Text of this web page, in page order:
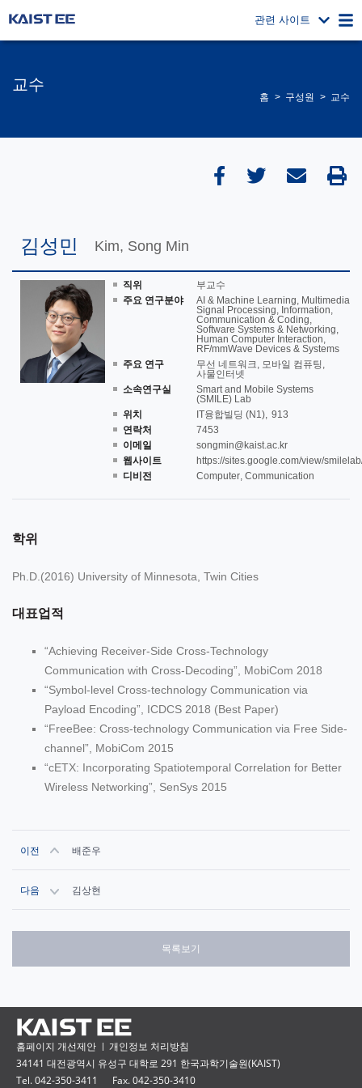
관련 사이트
교수
홈 구성원 교수
김성민 Kim, Song Min
직위
부교수
주요 연구분야
AI & Machine Learning, Multimedia
Signal Processing, Information,
Communication & Coding,
Software Systems & Networking,
Human Computer Interaction,
RF/mmWave Devices & Systems
주요 연구
무선 네트워크, 모바일 컴퓨팅,
사물인터넷
소속연구실
Smart and Mobile Systems
(SMILE) Lab
위치
IT융합빌딩 (N1) 913
연락처
7453
이메일
songmin@kaist.ac.kr
웹사이트
https://sites.google.com/view/
디비전
Computer, Communication
학위
Ph.D.(2016) University of Minnesota, Twin Cities
대표업적
“Achieving Receiver-Side Cross-Technology
Communication with Cross-Decoding”, MobiCom 2018
“Symbol-level Cross-technology Communication via
Payload Encoding”, ICDCS 2018 (Best Paper)
“FreeBee: Cross-technology Communication via Free Side-
channel”, MobiCom 2015
“cETX: Incorporating Spatiotemporal Correlation for Better
Wireless Networking”, SenSys 2015
이전 배준우
다음 김상현
목록보기
34141 대전광역시 유성구 대학로 291 한국과학기술원(KAIST)
Tel. 042-350-3411
Fax. 042-350-3410
홈페이지 개선제안 개인정보 처리방침